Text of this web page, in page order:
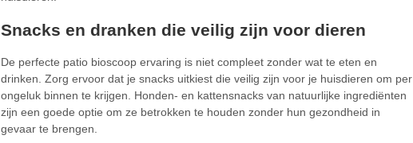
Snacks en dranken die veilig zijn voor dieren
De perfecte patio bioscoop ervaring is niet compleet zonder wat te eten en
drinken. Zorg ervoor dat je snacks uitkiest die veilig zijn voor je huisdieren om per
ongeluk binnen te krijgen. Honden- en kattensnacks van natuurlijke ingrediënten
zijn een goede optie om ze betrokken te houden zonder hun gezondheid in
gevaar te brengen.